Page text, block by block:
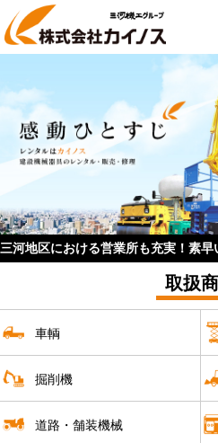
三河地区における営業所も充実！ 素早
取扱
車輌
掘削機
道路・舗装機械